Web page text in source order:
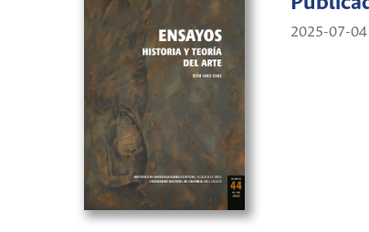
2025-07-04